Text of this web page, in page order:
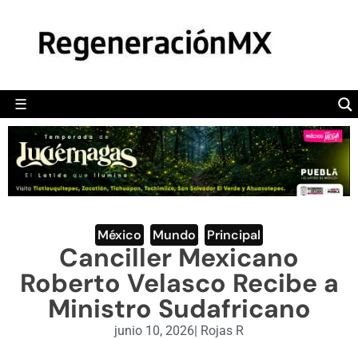
☰
POLÍTICA
CAMALEÓN
OPINIÓN
DEPORTES
ENGLISH SECTION
VIDEOS
México Mundo Principal
Canciller Mexicano
Roberto Velasco Recibe a
Ministro Sudafricano
junio 10, 2026| Rojas R